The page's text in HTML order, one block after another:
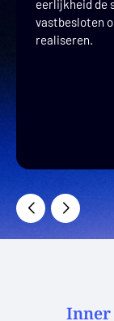
eerlijkheid de
vastbesloten
realiseren.
Inner